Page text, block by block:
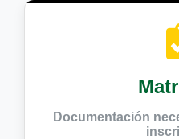
Documentación